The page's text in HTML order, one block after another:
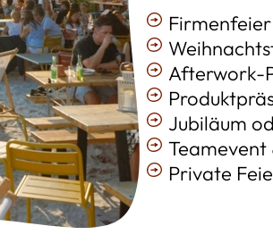
Afterwork-
Jubiläum
Teamevent
Private